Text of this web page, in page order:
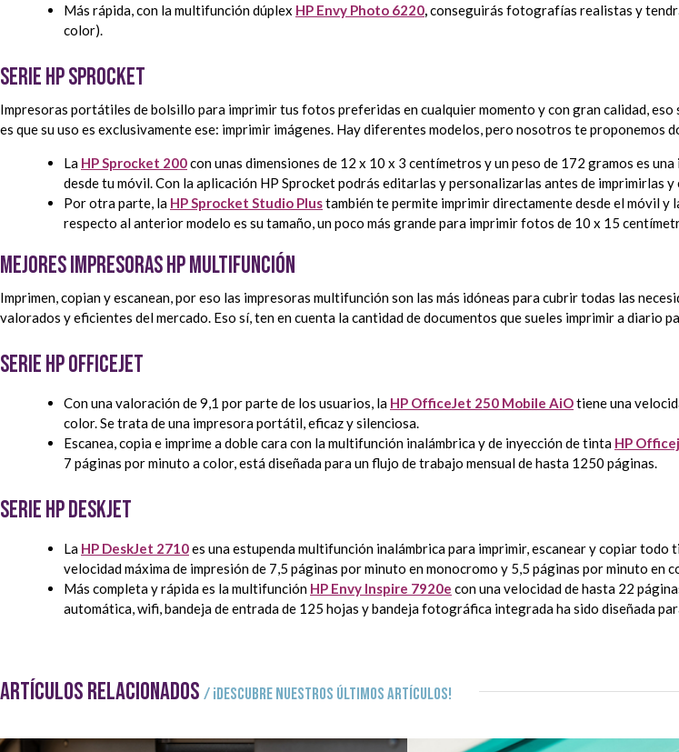
Más rápida, con la multifunción dúplex HP Envy Photo 6220,conseguirás fotografías realistas y
color).
Serie HP Sprocket
Impresoras portátiles de bolsillo para imprimir tus fotos preferidas en cualquier momento y con gran calidad,
es que su uso es exclusivamente ese: imprimir imágenes. Hay diferentes modelos, pero nosotros te proponemos
La HP Sprocket 200con unas dimensiones de 12 x 10 x 3 centímetros y un peso de 172 gramos es
desde tu móvil. Con la aplicación HP Sprocket podrás editarlas y personalizarlas antes de imprimirlas
Por otra parte, la HP Sprocket Studio Plustambién te permite imprimir directamente desde el móvil
respecto al anterior modelo es su tamaño, un poco más grande para imprimir fotos de 10 x 15
Mejores impresoras HP multifunción
Imprimen, copian y escanean, por eso las impresoras multifunción son las más idóneas para cubrir todas las
valorados y eficientes del mercado. Eso sí, ten en cuenta la cantidad de documentos que sueles imprimir a diario
Serie HP Officejet
Con una valoración de 9,1 por parte de los usuarios, la HP OfficeJet 250 Mobile AiOtiene una
color. Se trata de una impresora portátil, eficaz y silenciosa.
Escanea, copia e imprime a doble cara con la multifunción inalámbrica y de inyección de tinta HP
7 páginas por minuto a color, está diseñada para un flujo de trabajo mensual de hasta 1250 páginas.
Serie HP Deskjet
La HP DeskJet 2710es una estupenda multifunción inalámbrica para imprimir, escanear y copiar
velocidad máxima de impresión de 7,5 páginas por minuto en monocromo y 5,5 páginas por minuto en
Más completa y rápida es la multifunción HP Envy Inspire 7920e con una velocidad de hasta 22
automática, wifi, bandeja de entrada de 125 hojas y bandeja fotográfica integrada ha sido diseñada
ARTÍCULOS RELACIONADOS / ¡Descubre nuestros últimos artículos!